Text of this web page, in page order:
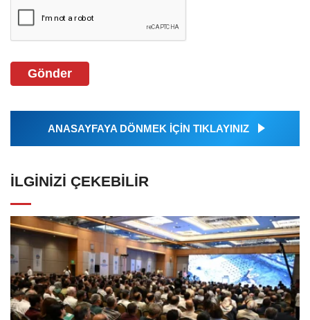
Gönder
ANASAYFAYA DÖNMEK İÇİN TIKLAYINIZ
İLGINIZI ÇEKEBILIR